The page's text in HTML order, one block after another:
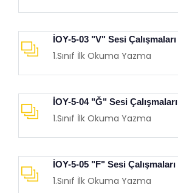
İOY-5-03 "V" Sesi Çalışmaları
1.Sınıf İlk Okuma Yazma
İOY-5-04 "Ğ" Sesi Çalışmaları
1.Sınıf İlk Okuma Yazma
İOY-5-05 "F" Sesi Çalışmaları
1.Sınıf İlk Okuma Yazma